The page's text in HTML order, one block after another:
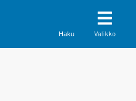
Haku Valikko